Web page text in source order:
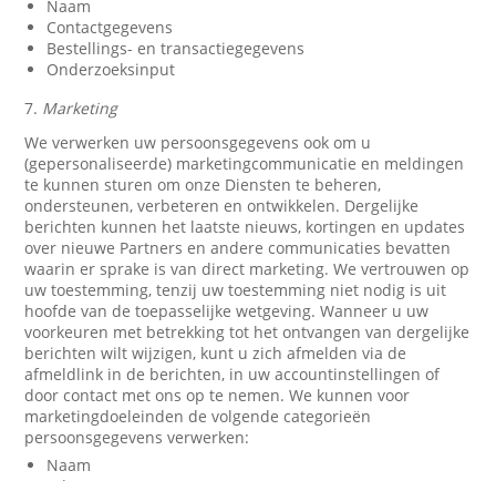
Naam
Contactgegevens
Bestellings- en transactiegegevens
Onderzoeksinput
7. Marketing
We verwerken uw persoonsgegevens ook om u
(gepersonaliseerde) marketingcommunicatie en meldingen
te kunnen sturen om onze Diensten te beheren,
ondersteunen, verbeteren en ontwikkelen. Dergelijke
berichten kunnen het laatste nieuws, kortingen en updates
over nieuwe Partners en andere communicaties bevatten
waarin er sprake is van direct marketing. We vertrouwen op
uw toestemming, tenzij uw toestemming niet nodig is uit
hoofde van de toepasselijke wetgeving. Wanneer u uw
voorkeuren met betrekking tot het ontvangen van dergelijke
berichten wilt wijzigen, kunt u zich afmelden via de
afmeldlink in de berichten, in uw accountinstellingen of
door contact met ons op te nemen. We kunnen voor
marketingdoeleinden de volgende categorieën
persoonsgegevens verwerken:
Naam